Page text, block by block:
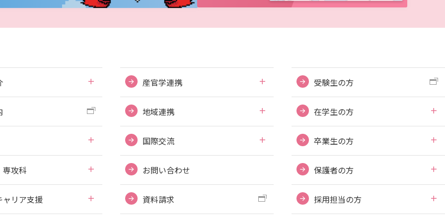
専攻科
ャリア支援
産官学連携
地域連携
国際交流
お問い合わせ
資料請求
受験生の方
在学生の方
卒業生の方
保護者の方
採用担当の方